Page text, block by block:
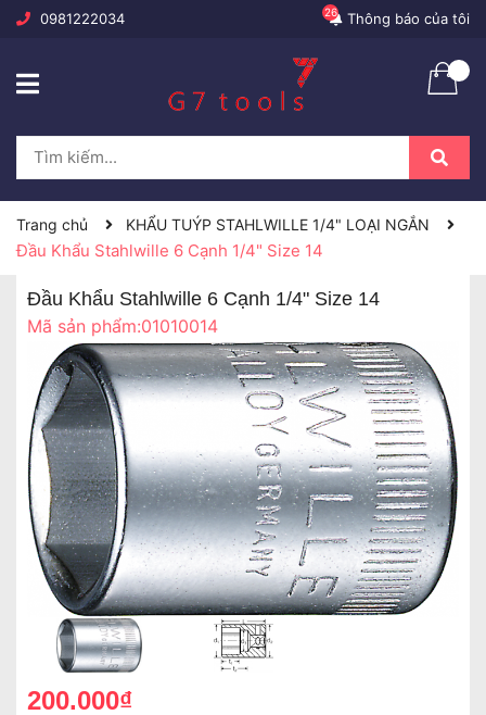
0981222034 Thông báo của tôi
26
Trang chủ KHẨU TUÝP STAHLWILLE 1/4" LOẠI NGẮN
Đầu Khẩu Stahlwille 6 Cạnh 1/4" Size 14
Đầu Khẩu Stahlwille 6 Cạnh 1/4" Size 14
Mã sản phẩm:01010014
200.000₫